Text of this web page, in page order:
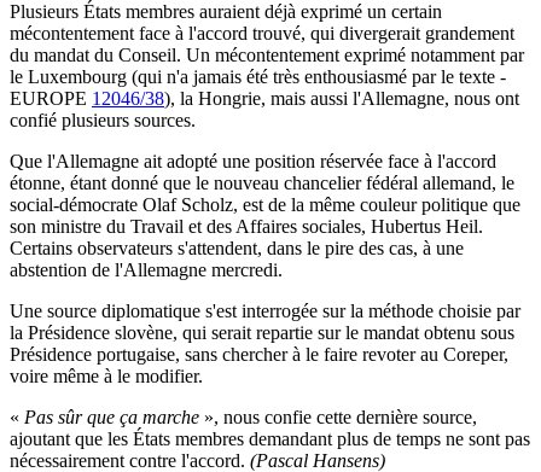
Plusieurs États membres auraient déjà exprimé un certain
mécontentement face à l'accord trouvé, qui divergerait grandement
du mandat du Conseil. Un mécontentement exprimé notamment par
le Luxembourg (qui n'a jamais été très enthousiasmé par le texte -
EUROPE 12046/38), la Hongrie, mais aussi l'Allemagne, nous ont
confié plusieurs sources.
Que l'Allemagne ait adopté une position réservée face à l'accord
étonne, étant donné que le nouveau chancelier fédéral allemand, le
social-démocrate Olaf Scholz, est de la même couleur politique que
son ministre du Travail et des Affaires sociales, Hubertus Heil.
Certains observateurs s'attendent, dans le pire des cas, à une
abstention de l'Allemagne mercredi.
Une source diplomatique s'est interrogée sur la méthode choisie par
la Présidence slovène, qui serait repartie sur le mandat obtenu sous
Présidence portugaise, sans chercher à le faire revoter au Coreper,
voire même à le modifier.
« Pas sûr que ça marche », nous confie cette dernière source,
ajoutant que les États membres demandant plus de temps ne sont pas
nécessairement contre l'accord. (Pascal Hansens)